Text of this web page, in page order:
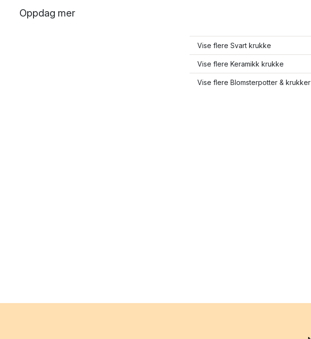
Oppdag mer
Vise flere Svart krukke
Vise flere Keramikk krukke
Vise flere Blomsterpotter & krukker